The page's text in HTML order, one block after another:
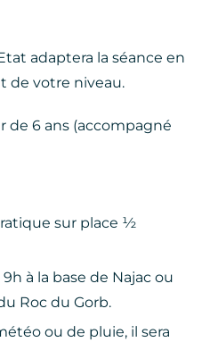
adaptera la séance en
de votre niveau.
de 6 ans (accompagné
sur place ½
à la base de Najac ou
Roc du Gorb.
ou de pluie, il sera